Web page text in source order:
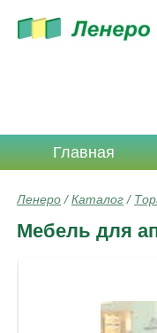
Главная
Ленеро /Каталог /
Мебель для